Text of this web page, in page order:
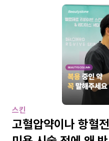
스킨
고혈압약이나 항혈